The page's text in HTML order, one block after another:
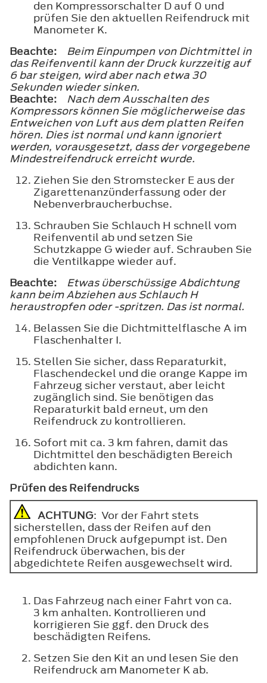
den Kompressorschalter D auf 0 und
prüfen Sie den aktuellen Reifendruck mit
Manometer K.
Beachte:
Beim Einpumpen von Dichtmittel in
das Reifenventil kann der Druck kurzzeitig auf
6 bar steigen, wird aber nach etwa 30
Sekunden wieder sinken.
Beachte:
Nach dem Ausschalten des
Kompressors können Sie möglicherweise das
Entweichen von Luft aus dem platten Reifen
hören. Dies ist normal und kann ignoriert
werden, vorausgesetzt, dass der vorgegebene
Mindestreifendruck erreicht wurde.
Ziehen Sie den Stromstecker E aus der
Zigarettenanzünderfassung oder der
Nebenverbraucherbuchse.
Schrauben Sie Schlauch H schnell vom
Reifenventil ab und setzen Sie
Schutzkappe G wieder auf. Schrauben Sie
die Ventilkappe wieder auf.
Beachte:
Etwas überschüssige Abdichtung
kann beim Abziehen aus Schlauch H
heraustropfen oder -spritzen. Das ist normal.
Belassen Sie die Dichtmittelflasche A im
Flaschenhalter I.
Stellen Sie sicher, dass Reparaturkit,
Flaschendeckel und die orange Kappe im
Fahrzeug sicher verstaut, aber leicht
zugänglich sind. Sie benötigen das
Reparaturkit bald erneut, um den
Reifendruck zu kontrollieren.
Sofort mit ca. 3 km fahren, damit das
Dichtmittel den beschädigten Bereich
abdichten kann.
Prüfen des Reifendrucks
ACHTUNG: Vor der Fahrt stets
sicherstellen, dass der Reifen auf den
empfohlenen Druck aufgepumpt ist. Den
Reifendruck überwachen, bis der
abgedichtete Reifen ausgewechselt wird.
Das Fahrzeug nach einer Fahrt von ca.
3 km anhalten. Kontrollieren und
korrigieren Sie ggf. den Druck des
beschädigten Reifens.
Setzen Sie den Kit an und lesen Sie den
Reifendruck am Manometer K ab.